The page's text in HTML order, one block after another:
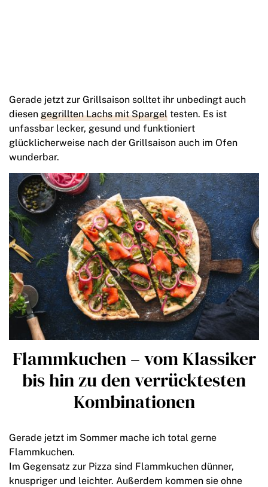
Gerade jetzt zur Grillsaison solltet ihr unbedingt auch
diesen gegrillten Lachs mit Spargel testen. Es ist
unfassbar lecker, gesund und funktioniert
glücklicherweise nach der Grillsaison auch im Ofen
wunderbar.
Flammkuchen – vom Klassiker
bis hin zu den verrücktesten
Kombinationen
Gerade jetzt im Sommer mache ich total gerne
Flammkuchen.
Im Gegensatz zur Pizza sind Flammkuchen dünner,
knuspriger und leichter. Außerdem kommen sie ohne